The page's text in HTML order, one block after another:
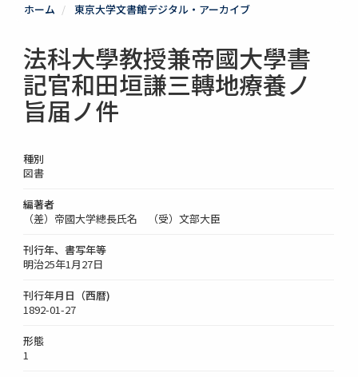
ホーム 東京大学文書館デジタル・アーカイブ
法科大學教授兼帝國大學書
記官和田垣謙三轉地療養ノ
旨届ノ件
種別
図書
編著者
（差）帝國大学總長氏名 （受）文部大臣
刊行年、書写年等
明治25年1月27日
刊行年月日（西暦)
1892-01-27
形態
1